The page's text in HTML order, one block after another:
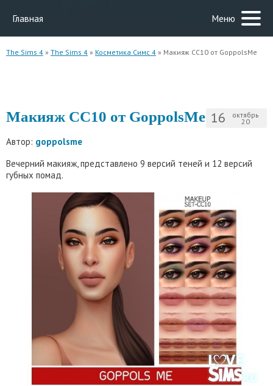
Главная Меню
The Sims 4 » The Sims 4 » Косметика Симс 4 » Макияж CC10 от GoppolsMe
16 октябрь
20
Макияж CC10 от GoppolsMe
Автор: goppolsme
Вечерний макияж, представлено 9 версий теней и 12 версий
губных помад.